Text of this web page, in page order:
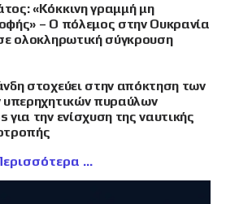
«Κόκκινη γραμμή μη
– Ο πόλεμος στην Ουκρανία
ολοκληρωτική σύγκρουση
στοχεύει στην απόκτηση των
υπερηχητικών πυραύλων
για την ενίσχυση της ναυτικής